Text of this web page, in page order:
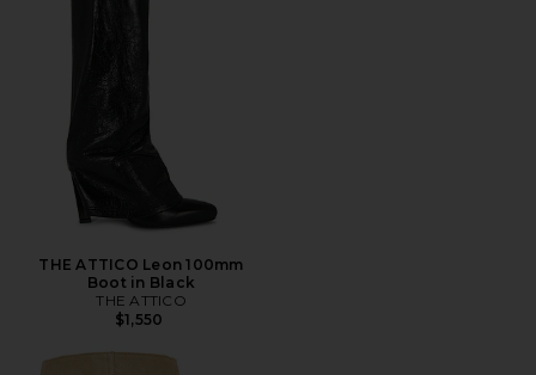
THE ATTICO Leon 100mm
Boot in Black
THE ATTICO
$1,550